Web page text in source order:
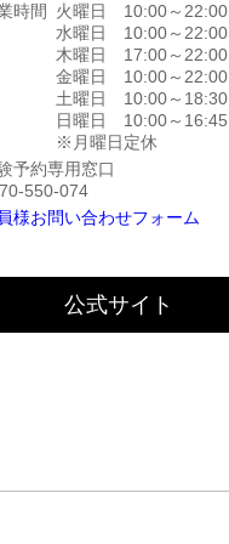
時間
火曜日 10:00～22:00
水曜日 10:00～22:00
木曜日 17:00～22:00
金曜日 10:00～22:00
土曜日 10:00～18:30
日曜日 10:00～16:45
※月曜日定休
予約専用窓口
550-074
様お問い合わせフォーム
公式サイト